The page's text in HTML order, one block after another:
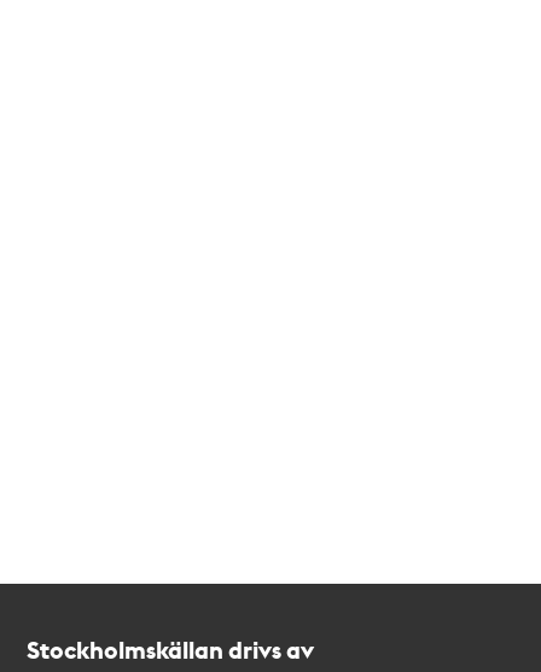
Stockholmskällan drivs av